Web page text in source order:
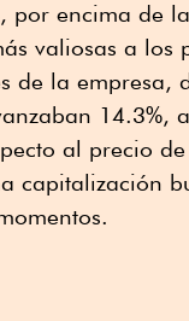
por encima de
valiosas a los
de la empresa,
14.3%,
al precio
capitalización